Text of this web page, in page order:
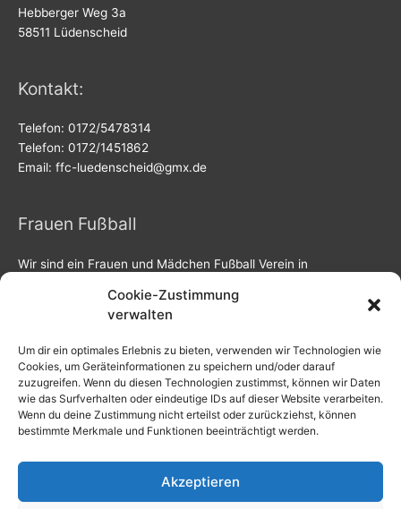
Cookie-Zustimmung
verwalten
Um dir ein optimales Erlebnis zu bieten, verwenden wir Technologien wie
Cookies, um Geräteinformationen zu speichern und/oder darauf
zuzugreifen. Wenn du diesen Technologien zustimmst, können wir Daten
wie das Surfverhalten oder eindeutige IDs auf dieser Website verarbeiten.
Wenn du deine Zustimmung nicht erteilst oder zurückziehst, können
bestimmte Merkmale und Funktionen beeinträchtigt werden.
Akzeptieren
Hebberger Weg 3a
58511 Lüdenscheid
Kontakt:
Telefon: 0172/5478314
Telefon: 0172/1451862
Email: ffc-luedenscheid@gmx.de
Frauen Fußball
Wir sind ein Frauen und Mädchen Fußball Verein in
Teams zu werden? Ruf an: 0172/5478314.
Rechtliches
Datenschutz
Impressum
Kontakt